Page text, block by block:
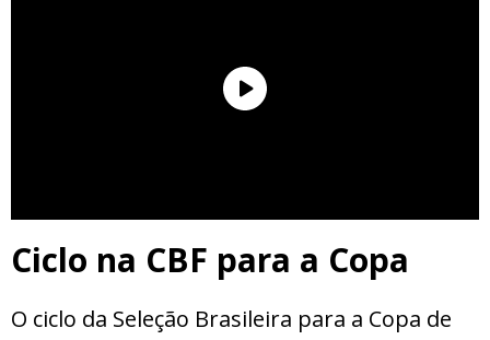
Ciclo na CBF para a Copa
O ciclo da Seleção Brasileira para a Copa de